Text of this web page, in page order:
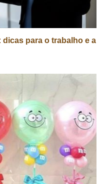
para o trabalho e a